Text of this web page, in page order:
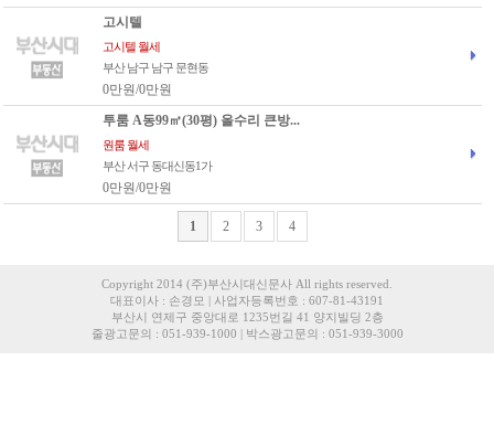
고시텔
고시텔 월세
부산 남구 남구 문현동
0만원/0만원
투룸 A동99㎡(30평) 올수리 큰방...
원룸 월세
부산 서구 동대신동1가
0만원/0만원
1 2 3 4
Copyright 2014 (주)부산시대신문사 All rights reserved.
대표이사 : 손경모 | 사업자등록번호 : 607-81-43191
부산시 연제구 중앙대로 1235번길 41 양지빌딩 2층
줄광고문의 : 051-939-1000 | 박스광고문의 : 051-939-3000